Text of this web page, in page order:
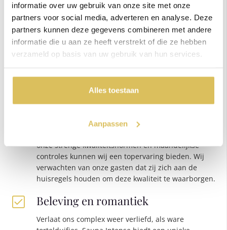
informatie over uw gebruik van onze site met onze
partners voor social media, adverteren en analyse. Deze
partners kunnen deze gegevens combineren met andere
informatie die u aan ze heeft verstrekt of die ze hebben
verzameld op basis van uw gebruik van hun services.
Alles toestaan
Aanpassen
Privacy en Rust
Bij Sauna Intense ervaart u volledige privacy en rust,
afgezonderd van de buitenwereld. Geniet van een
oase van ontspanning, waar alles is ingericht om u
een intieme en ongestoorde ervaring te bieden. Hier
Hygiëne en Kwaliteit
Wij garanderen een uiterst hoge hygiëne, met extra
onze strenge kwaliteitsnormen en maandelijkse
controles kunnen wij een topervaring bieden. Wij
verwachten van onze gasten dat zij zich aan de
huisregels houden om deze kwaliteit te waarborgen.
Beleving en romantiek
Verlaat ons complex weer verliefd, als ware